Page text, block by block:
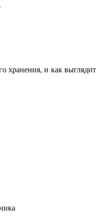
хранения, и как выглядит